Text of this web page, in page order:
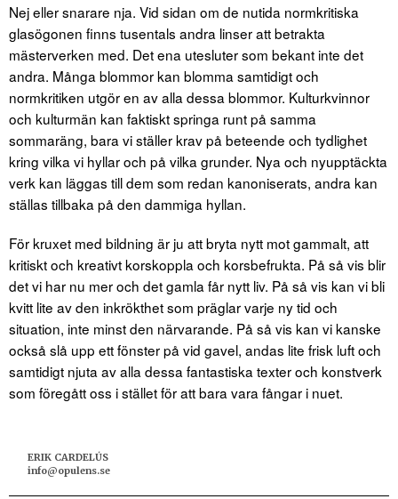
Nej eller snarare nja. Vid sidan om de nutida normkritiska
glasögonen finns tusentals andra linser att betrakta
mästerverken med. Det ena utesluter som bekant inte det
andra. Många blommor kan blomma samtidigt och
normkritiken utgör en av alla dessa blommor. Kulturkvinnor
och kulturmän kan faktiskt springa runt på samma
sommaräng, bara vi ställer krav på beteende och tydlighet
kring vilka vi hyllar och på vilka grunder. Nya och nyupptäckta
verk kan läggas till dem som redan kanoniserats, andra kan
ställas tillbaka på den dammiga hyllan.
För kruxet med bildning är ju att bryta nytt mot gammalt, att
kritiskt och kreativt korskoppla och korsbefrukta. På så vis blir
det vi har nu mer och det gamla får nytt liv. På så vis kan vi bli
kvitt lite av den inkrökthet som präglar varje ny tid och
situation, inte minst den närvarande. På så vis kan vi kanske
också slå upp ett fönster på vid gavel, andas lite frisk luft och
samtidigt njuta av alla dessa fantastiska texter och konstverk
som föregått oss i stället för att bara vara fångar i nuet.
ERIK CARDELÚS
info@opulens.se